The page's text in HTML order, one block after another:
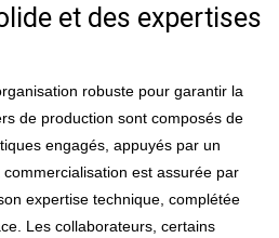
et des expertises
robuste pour garantir la
de production sont composés de
engagés, appuyés par un
est assurée par
expertise technique, complétée
Les collaborateurs, certains